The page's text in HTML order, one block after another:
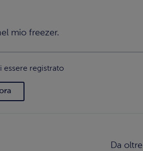
mio freezer.
essere registrato
Da